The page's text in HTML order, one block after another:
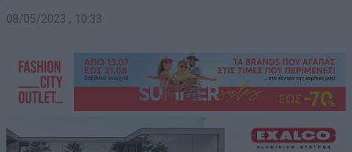
08/05/2023 , 10:33